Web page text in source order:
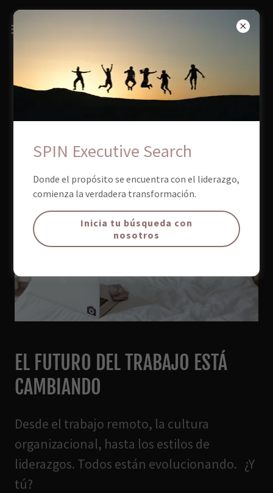
EL FUTURO DEL TRABAJO ESTÁ
CAMBIANDO
Desde el trabajo remoto, la cultura
organizacional, hasta los estilos de
liderazgos. Todos están evolucionando. ¿Y
tú?
SPIN Executive Search
Donde el propósito se encuentra con el liderazgo,
comienza la verdadera transformación.
Inicia tu búsqueda con
nosotros